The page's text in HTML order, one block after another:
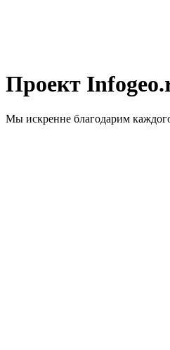
Проект
Мы искренне благодарим